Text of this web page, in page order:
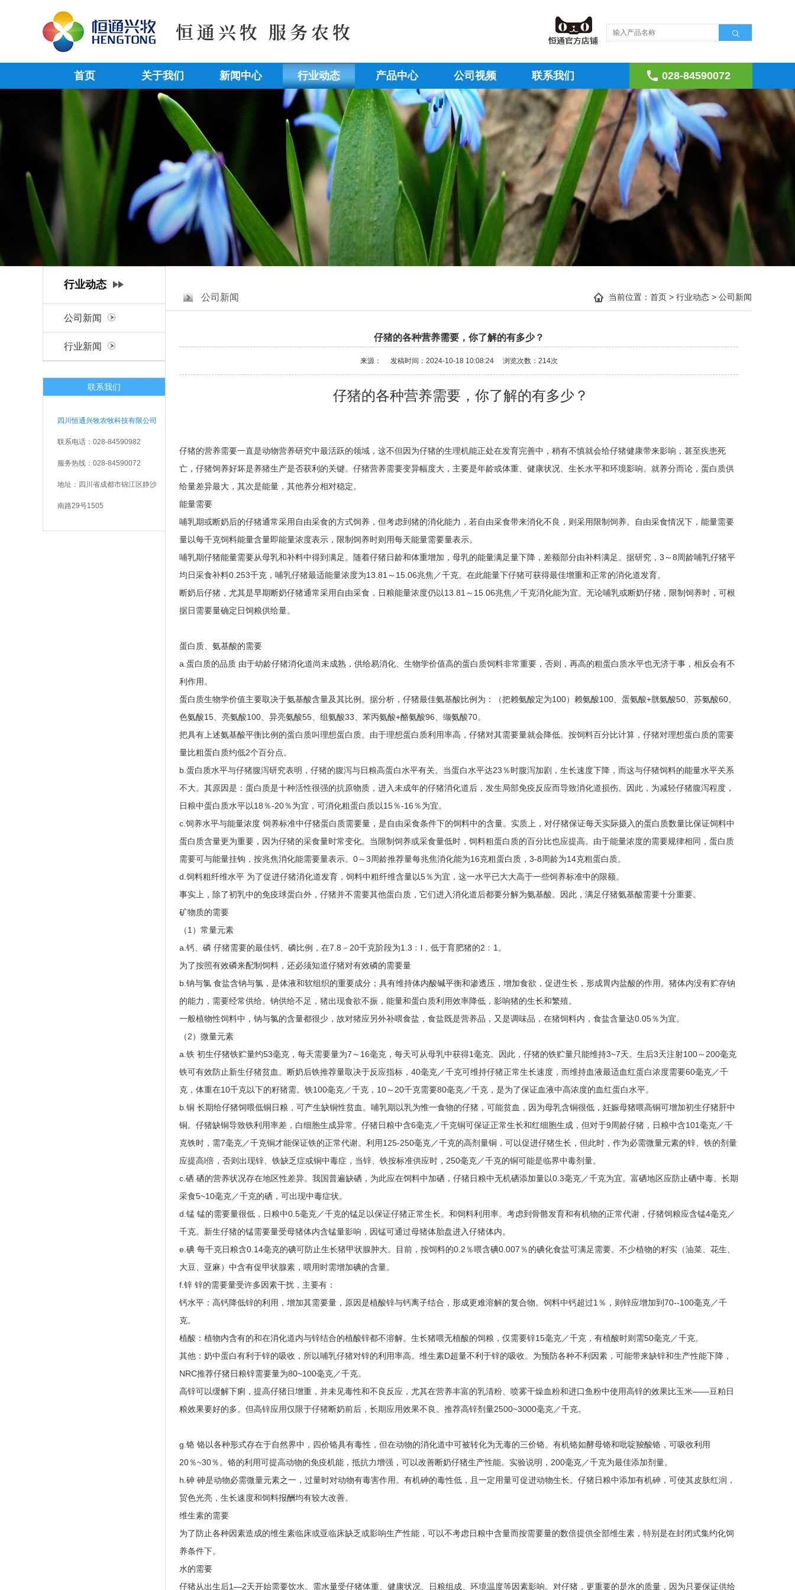
首页 关于我们 新闻中心 行业动态 产品中心 公司视频 联系我们 028-84590072
行业动态
公司新闻
行业新闻
联系我们
四川恒通兴牧农牧科技有限公司
联系电话：028-84590982
服务热线：028-84590072
地址：四川省成都市锦江区静沙
南路29号1505
公司新闻 当前位置： 首页 > 行业动态 > 公司新闻
仔猪的各种营养需要，你了解的有多少？
来源： 发稿时间：2024-10-18 10:08:24 浏览次数： 214次
仔猪的各种营养需要，你了解的有多少？
仔猪的营养需要一直是动物营养研究中最活跃的领域，这不但因为仔猪的生理机能正处在发育完善中，稍有不慎就会给仔猪健康带来影响，甚至疾患死
亡，仔猪饲养好坏是养猪生产是否获利的关键。仔猪营养需要变异幅度大，主要是年龄或体重、健康状况、生长水平和环境影响。就养分而论，蛋白质供
给量差异最大，其次是能量，其他养分相对稳定。
能量需要
哺乳期或断奶后的仔猪通常采用自由采食的方式饲养，但考虑到猪的消化能力，若自由采食带来消化不良，则采用限制饲养。自由采食情况下，能量需要
量以每千克饲料能量含量即能量浓度表示，限制饲养时则用每天能量需要量表示。
哺乳期仔猪能量需要从母乳和补料中得到满足。随着仔猪日龄和体重增加，母乳的能量满足量下降，差额部分由补料满足。据研究，3～8周龄哺乳仔猪平
均日采食补料0.253千克，哺乳仔猪最适能量浓度为13.81～15.06兆焦／千克。在此能量下仔猪可获得最佳增重和正常的消化道发育。
断奶后仔猪，尤其是早期断奶仔猪通常采用自由采食，日粮能量浓度仍以13.81～15.06兆焦／千克消化能为宜。无论哺乳或断奶仔猪，限制饲养时，可根
据日需要量确定日饲粮供给量。
蛋白质、氨基酸的需要
a.蛋白质的品质 由于幼龄仔猪消化道尚未成熟，供给易消化、生物学价值高的蛋白质饲料非常重要，否则，再高的粗蛋白质水平也无济于事，相反会有不
利作用。
蛋白质生物学价值主要取决于氨基酸含量及其比例。据分析，仔猪最佳氨基酸比例为：（把赖氨酸定为100）赖氨酸100、蛋氨酸+胱氨酸50、苏氨酸60、
色氨酸15、亮氨酸100、异亮氨酸55、组氨酸33、苯丙氨酸+酪氨酸96、缬氨酸70。
把具有上述氨基酸平衡比例的蛋白质叫理想蛋白质。由于理想蛋白质利用率高，仔猪对其需要量就会降低。按饲料百分比计算，仔猪对理想蛋白质的需要
量比粗蛋白质约低2个百分点。
b.蛋白质水平与仔猪腹泻研究表明，仔猪的腹泻与日粮高蛋白水平有关。当蛋白水平达23％时腹泻加剧，生长速度下降，而这与仔猪饲料的能量水平关系
不大。其原因是：蛋白质是十种活性很强的抗原物质，进入未成年的仔猪消化道后，发生局部免疫反应而导致消化道损伤。因此，为减轻仔猪腹泻程度，
日粮中蛋白质水平以18％-20％为宜，可消化粗蛋白质以15％-16％为宜。
c.饲养水平与能量浓度 饲养标准中仔猪蛋白质需要量，是自由采食条件下的饲料中的含量。实质上，对仔猪保证每天实际摄入的蛋白质数量比保证饲料中
蛋白质含量更为重要，因为仔猪的采食量时常变化。当限制饲养或采食量低时，饲料粗蛋白质的百分比也应提高。由于能量浓度的需要规律相同，蛋白质
需要可与能量挂钩，按兆焦消化能需要量表示。0～3周龄推荐量每兆焦消化能为16克粗蛋白质，3-8周龄为14克粗蛋白质。
d.饲料粗纤维水平 为了促进仔猪消化道发育，饲料中粗纤维含量以5％为宜，这一水平已大大高于一些饲养标准中的限额。
事实上，除了初乳中的免疫球蛋白外，仔猪并不需要其他蛋白质，它们进入消化道后都要分解为氨基酸。因此，满足仔猪氨基酸需要十分重要。
矿物质的需要
（1）常量元素
a.钙、磷 仔猪需要的最佳钙、磷比例，在7.8－20千克阶段为1.3﹕l，低于育肥猪的2﹕1。
为了按照有效磷来配制饲料，还必须知道仔猪对有效磷的需要量
b.钠与氯 食盐含钠与氯，是体液和软组织的重要成分；具有维持体内酸碱平衡和渗透压，增加食欲，促进生长，形成胃内盐酸的作用。猪体内没有贮存钠
的能力，需要经常供给。钠供给不足，猪出现食欲不振，能量和蛋白质利用效率降低，影响猪的生长和繁殖。
一般植物性饲料中，钠与氯的含量都很少，故对猪应另外补喂食盐，食盐既是营养品，又是调味品，在猪饲料内，食盐含量达0.05％为宜。
（2）微量元素
a.铁 初生仔猪铁贮量约53毫克，每天需要量为7～16毫克，每天可从母乳中获得1毫克。因此，仔猪的铁贮量只能维持3~7天。生后3天注射100～200毫克
铁可有效防止新生仔猪贫血。断奶后铁推荐量取决于反应指标，40毫克／千克可维持仔猪正常生长速度，而维持血液最适血红蛋白浓度需要60毫克／千
克，体重在10千克以下的籽猪需。铁100毫克／千克，10～20千克需要80毫克／千克，是为了保证血液中高浓度的血红蛋白水平。
b.铜 长期给仔猪饲喂低铜日粮，可产生缺铜性贫血。哺乳期以乳为惟一食物的仔猪，可能贫血，因为母乳含铜很低，妊娠母猪喂高铜可增加初生仔猪肝中
铜。仔猪缺铜导致铁利用率差，白细胞生成异常。仔猪日粮中含6毫克／千克铜可保证正常生长和红细胞生成，但对于9周龄仔猪，日粮中含101毫克／千
克铁时，需7毫克／千克铜才能保证铁的正常代谢。利用125-250毫克／千克的高剂量铜，可以促进仔猪生长，但此时，作为必需微量元素的锌、铁的剂量
应提高l倍，否则出现锌、铁缺乏症或铜中毒症，当锌、铁按标准供应时，250毫克／千克的铜可能是临界中毒剂量。
c.硒 硒的营养状况存在地区性差异。我国普遍缺硒，为此应在饲料中加硒，仔猪日粮中无机硒添加量以0.3毫克／千克为宜。富硒地区应防止硒中毒。长期
采食5~10毫克／千克的硒，可出现中毒症状。
d.锰 锰的需要量很低，日粮中0.5毫克／千克的锰足以保证仔猪正常生长。和饲料利用率。考虑到骨骼发育和有机物的正常代谢，仔猪饲粮应含锰4毫克／
千克。新生仔猪的锰需要量受母猪体内含锰量影响，因锰可通过母猪体胎盘进入仔猪体内。
e.碘 每千克日粮含0.14毫克的碘可防止生长猪甲状腺肿大。目前，按饲料的0.2％喂含碘0.007％的碘化食盐可满足需要。不少植物的籽实（油菜、花生、
大豆、亚麻）中含有促甲状腺素，喂用时需增加碘的含量。
f.锌 锌的需要量受许多因素干扰，主要有：
钙水平：高钙降低锌的利用，增加其需要量，原因是植酸锌与钙离子结合，形成更难溶解的复合物。饲料中钙超过1％，则锌应增加到70--100毫克／千
克。
植酸：植物内含有的和在消化道内与锌结合的植酸锌都不溶解。生长猪喂无植酸的饲粮，仅需要锌15毫克／千克，有植酸时则需50毫克／千克。
其他：奶中蛋白有利于锌的吸收，所以哺乳仔猪对锌的利用率高。维生素D超量不利于锌的吸收。为预防各种不利因素，可能带来缺锌和生产性能下降，
NRC推荐仔猪日粮锌需要量为80~100毫克／千克。
高锌可以缓解下痢，提高仔猪日增重，并未见毒性和不良反应，尤其在营养丰富的乳清粉、喷雾干燥血粉和进口鱼粉中使用高锌的效果比玉米——豆粕日
粮效果要好的多。但高锌应用仅限于仔猪断奶前后，长期应用效果不良。推荐高锌剂量2500~3000毫克／千克。
g.铬 铬以各种形式存在于自然界中，四价铬具有毒性，但在动物的消化道中可被转化为无毒的三价铬。有机铬如酵母铬和吡啶羧酸铬，可吸收利用
20％~30％。铬的利用可提高动物的免疫机能，抵抗力增强，可以改善断奶仔猪生产性能。实验说明，200毫克／千克为最佳添加剂量。
h.砷 砷是动物必需微量元素之一，过量时对动物有毒害作用。有机砷的毒性低，且一定用量可促进动物生长。仔猪日粮中添加有机砷，可使其皮肤红润，
贸色光亮，生长速度和饲料报酬均有较大改善。
维生素的需要
为了防止各种因素造成的维生素临床或亚临床缺乏或影响生产性能，可以不考虑日粮中含量而按需要量的数倍提供全部维生素，特别是在封闭式集约化饲
养条件下。
水的需要
仔猪从出生后1—2天开始需要饮水。需水量受仔猪体重、健康状况、日粮组成、环境温度等因素影响。对仔猪，更重要的是水的质量，因为只要保证供给